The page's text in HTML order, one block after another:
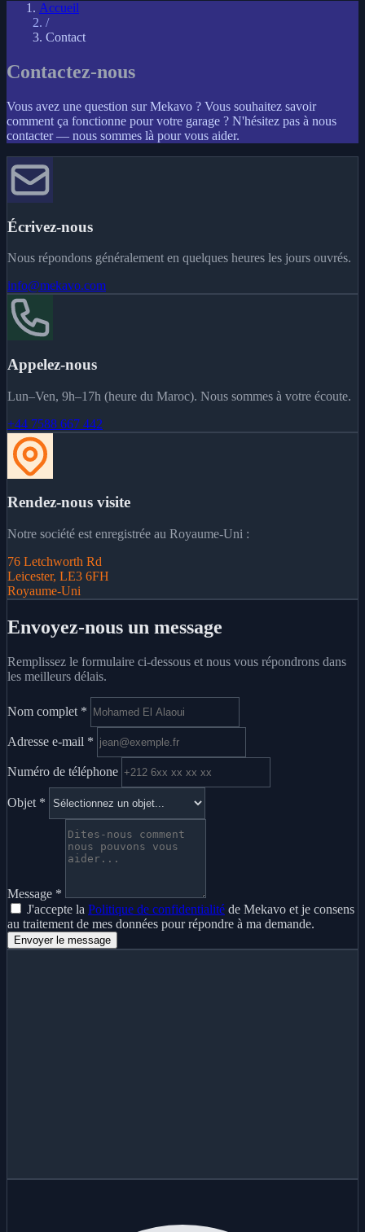
Accueil
/
Contact
Contactez-nous
Vous avez une question sur Mekavo ? Vous souhaitez savoir
comment ça fonctionne pour votre garage ? N'hésitez pas à nous
contacter — nous sommes là pour vous aider.
Écrivez-nous
Nous répondons généralement en quelques heures les jours ouvrés.
info@mekavo.com
Appelez-nous
Lun–Ven, 9h–17h (heure du Maroc). Nous sommes à votre écoute.
+44 7588 667 442
Rendez-nous visite
Notre société est enregistrée au Royaume-Uni :
76 Letchworth Rd
Leicester, LE3 6FH
Royaume-Uni
Envoyez-nous un message
Remplissez le formulaire ci-dessous et nous vous répondrons dans
les meilleurs délais.
Nom complet *
Adresse e-mail *
Numéro de téléphone
Objet *
Message *
J'accepte la Politique de confidentialité de Mekavo et je consens
au traitement de mes données pour répondre à ma demande.
Envoyer le message